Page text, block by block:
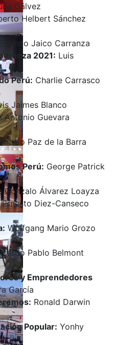
Gálvez
Helbert Sánchez
Jaico Carranza
2021: Luis
Perú: Charlie Carrasco
Jaimes Blanco
Antonio Guevara
Paz de la Barra
Perú: George Patrick
Gonzalo Álvarez Loayza
Diez-Canseco
Wolfgang Mario Grozo
Pablo Belmont
y Emprendedores
García
Ronald Darwin
Popular: Yonhy